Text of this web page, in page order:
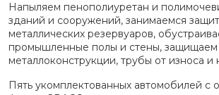
Напыляем пенополиуретан и
зданий и сооружений, занимаемся
металлических резервуаров,
промышленные полы и стены,
металлоконструкции, трубы от износа и
Пять укомплектованных автомобилей с